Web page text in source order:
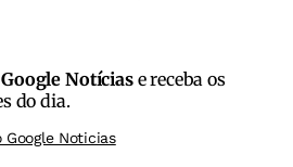
Google Notíciase receba os
do dia.
Google Noticias